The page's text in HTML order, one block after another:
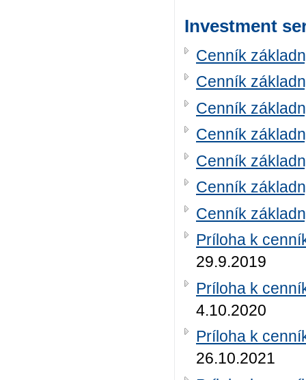
Investment
Cenník
Cenník
Cenník
Cenník
Cenník
Cenník
Cenník
Príloha k
29.9.2019
Príloha k
4.10.2020
Príloha k
26.10.2021